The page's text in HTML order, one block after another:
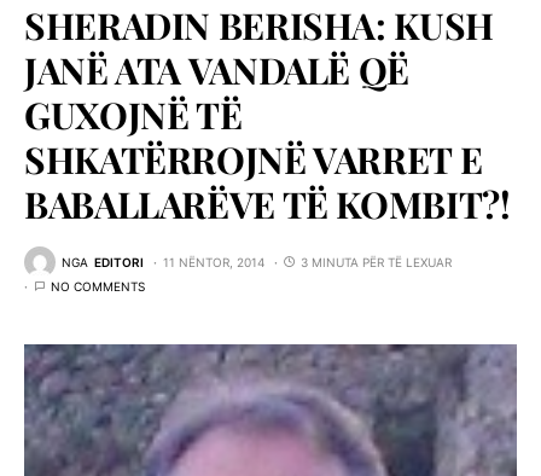
SHERADIN BERISHA: KUSH
JANË ATA VANDALË QË
GUXOJNË TË
SHKATËRROJNË VARRET E
BABALLARËVE TË KOMBIT?!
NGA EDITORI 11 NËNTOR, 2014
3 MINUTA PËR TË LEXUAR
NO COMMENTS